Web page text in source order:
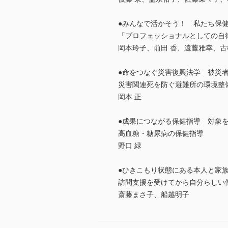
●みんなで活かそう！ 私たち保
「プロフェッショナルとしての
岡本玲子、前田 香、遠藤雅幸、
●命をつなぐ災害復興法学 被災
災害関連死を防ぐ避難所の環境
岡本 正
●成果につながる保健指導 対象
高血糖・糖尿病の保健指導
野口 緑
●ひきこもり状態にある本人と
訪問支援を受けてから自分らし
斎藤まさ子、船越明子